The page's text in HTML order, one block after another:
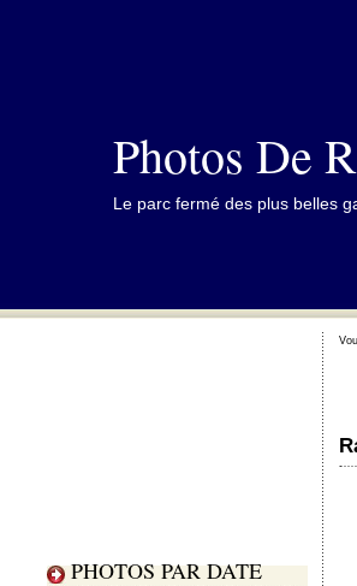
Photos De
Le parc fermé des plus belles
PHOTOS PAR DATE